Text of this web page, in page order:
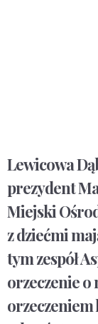
Lewicowa
prezydent
Miejski
z dziećmi
tym zespół
orzeczenie o